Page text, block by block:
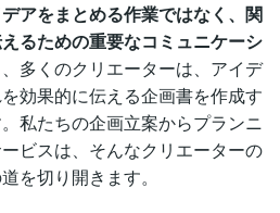
アをまとめる作業ではなく、関
るための重要なコミュニケーシ
多くのクリエーターは、アイデ
効果的に伝える企画書を作成す
私たちの企画立案からプランニ
ビスは、そんなクリエーターの
を切り開きます。